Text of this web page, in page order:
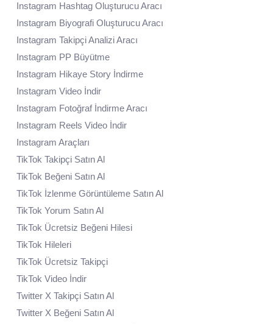
Instagram Hashtag Oluşturucu Aracı
Instagram Biyografi Oluşturucu Aracı
Instagram Takipçi Analizi Aracı
Instagram PP Büyütme
Instagram Hikaye Story İndirme
Instagram Video İndir
Instagram Fotoğraf İndirme Aracı
Instagram Reels Video İndir
Instagram Araçları
TikTok Takipçi Satın Al
TikTok Beğeni Satın Al
TikTok İzlenme Görüntüleme Satın Al
TikTok Yorum Satın Al
TikTok Ücretsiz Beğeni Hilesi
TikTok Hileleri
TikTok Ücretsiz Takipçi
TikTok Video İndir
Twitter X Takipçi Satın Al
Twitter X Beğeni Satın Al